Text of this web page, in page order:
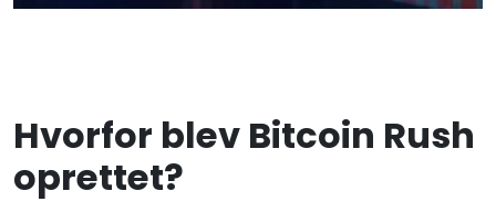
Hvorfor blev Bitcoin Rush
oprettet?